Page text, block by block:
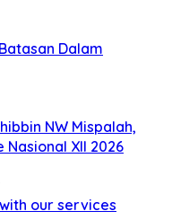
Dalam
NW Mispalah,
XII 2026
our services